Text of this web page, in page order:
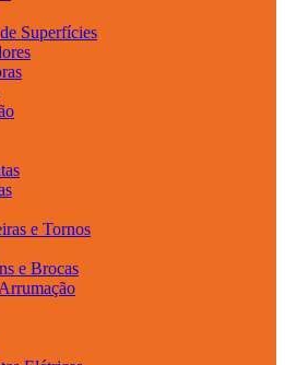
Superfícies
e Tornos
e Brocas